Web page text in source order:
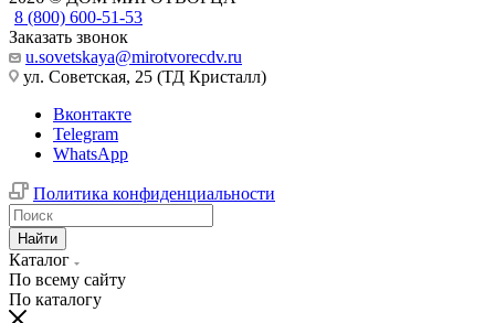
8 (800) 600-51-53
Заказать звонок
u.sovetskaya@mirotvorecdv.ru
ул. Советская, 25 (ТД Кристалл)
Вконтакте
Telegram
WhatsApp
Политика конфиденциальности
Найти
Каталог
По всему сайту
По каталогу